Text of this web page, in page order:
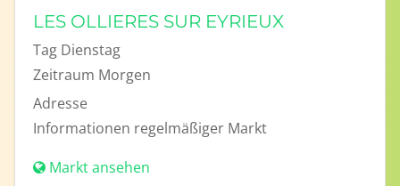
LES OLLIERES SUR EYRIEUX
Tag Dienstag
Zeitraum Morgen
Adresse
Informationen regelmäßiger Markt
Markt ansehen